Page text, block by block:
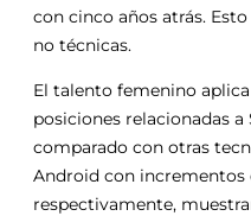
con cinco años atrás.
no técnicas.
El talento femenino
posiciones relacionadas
comparado con otras
Android con incrementos
respectivamente,